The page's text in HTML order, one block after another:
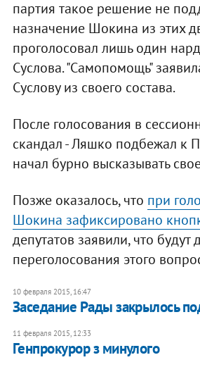
партия такое решение не
назначение Шокина из этих
проголосовал лишь один
Суслова. "Самопомощь"
Суслову из своего состава.
После голосования в
скандал - Ляшко подбежал к
начал бурно высказывать
Позже оказалось, что при
Шокина зафиксировано
депутатов заявили, что будут
переголосования этого
10 февраля 2015, 16:47
Заседание Рады закрылось
11 февраля 2015, 12:33
Генпрокурор з минулого